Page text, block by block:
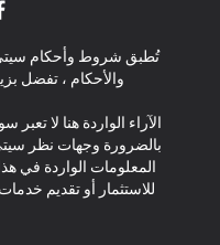
تُطبق شروط وأحكام
والأحكام ، تفضل
الآراء الواردة هنا لا
بالضرورة وجهات نظر
المعلومات الواردة في
للاستثمار أو تقديم